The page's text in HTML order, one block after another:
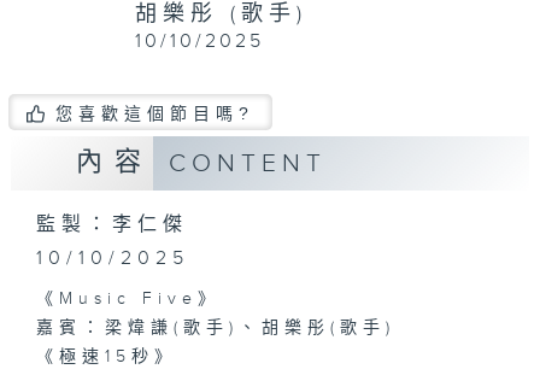
胡樂彤 (歌手)
10/10/2025
您喜歡這個節目嗎?
內容 CONTENT
監製：李仁傑
10/10/2025
《Music Five》
嘉賓：梁煒謙(歌手)、胡樂彤(歌手)
《極速15秒》